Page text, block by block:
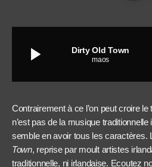
play_arrow Dirty Old Town
maos
Contrairement à ce l’on peut croire
n’est pas de la musique traditionnelle
semble en avoir tous les caractères.
Town, reprise par moult artistes
traditionnelle, ni irlandaise. Ecoutez